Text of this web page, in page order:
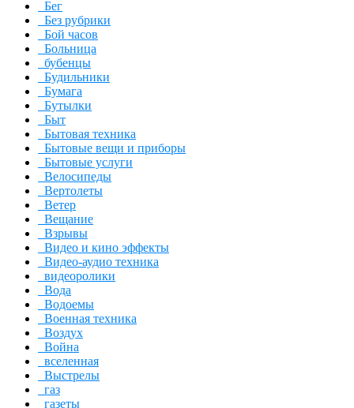
Бег
Без рубрики
Бой часов
Больница
бубенцы
Будильники
Бумага
Бутылки
Быт
Бытовая техника
Бытовые вещи и приборы
Бытовые услуги
Велосипеды
Вертолеты
Ветер
Вещание
Взрывы
Видео и кино эффекты
Видео-аудио техника
видеоролики
Вода
Водоемы
Военная техника
Воздух
Война
вселенная
Выстрелы
газ
газеты